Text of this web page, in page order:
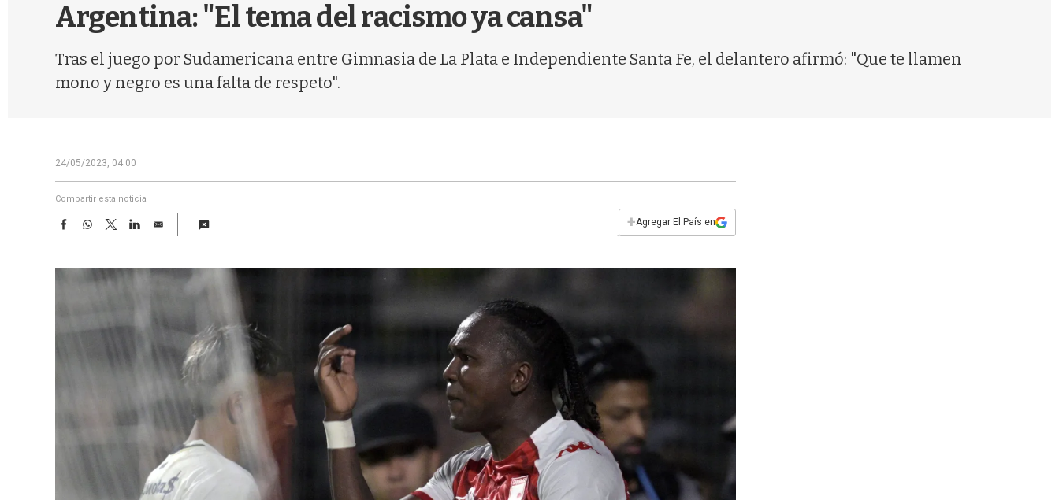
Argentina: "El tema del racismo ya cansa"
Tras el juego por Sudamericana entre Gimnasia de La Plata e Independiente Santa Fe, el delantero afirmó: "Que te llamen
mono y negro es una falta de respeto".
24/05/2023, 04:00
Compartir esta noticia
F
e
k
W
t
s
p
T
w
t
t
L
k
n
E
i
+Agregar El País en